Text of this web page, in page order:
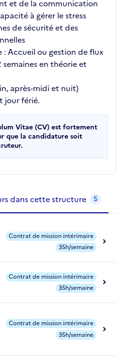
et de la communication
à gérer le stress
de sécurité et des
: Accueil ou gestion de flux
semaines en théorie et
après-midi et nuit)
jour férié.
Vitae (CV) est fortement
que la candidature soit
dans cette structure 5
Contrat de mission intérimaire
35h/semaine
Contrat de mission intérimaire
35h/semaine
Contrat de mission intérimaire
35h/semaine